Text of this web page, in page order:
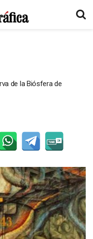
de la Biósfera de